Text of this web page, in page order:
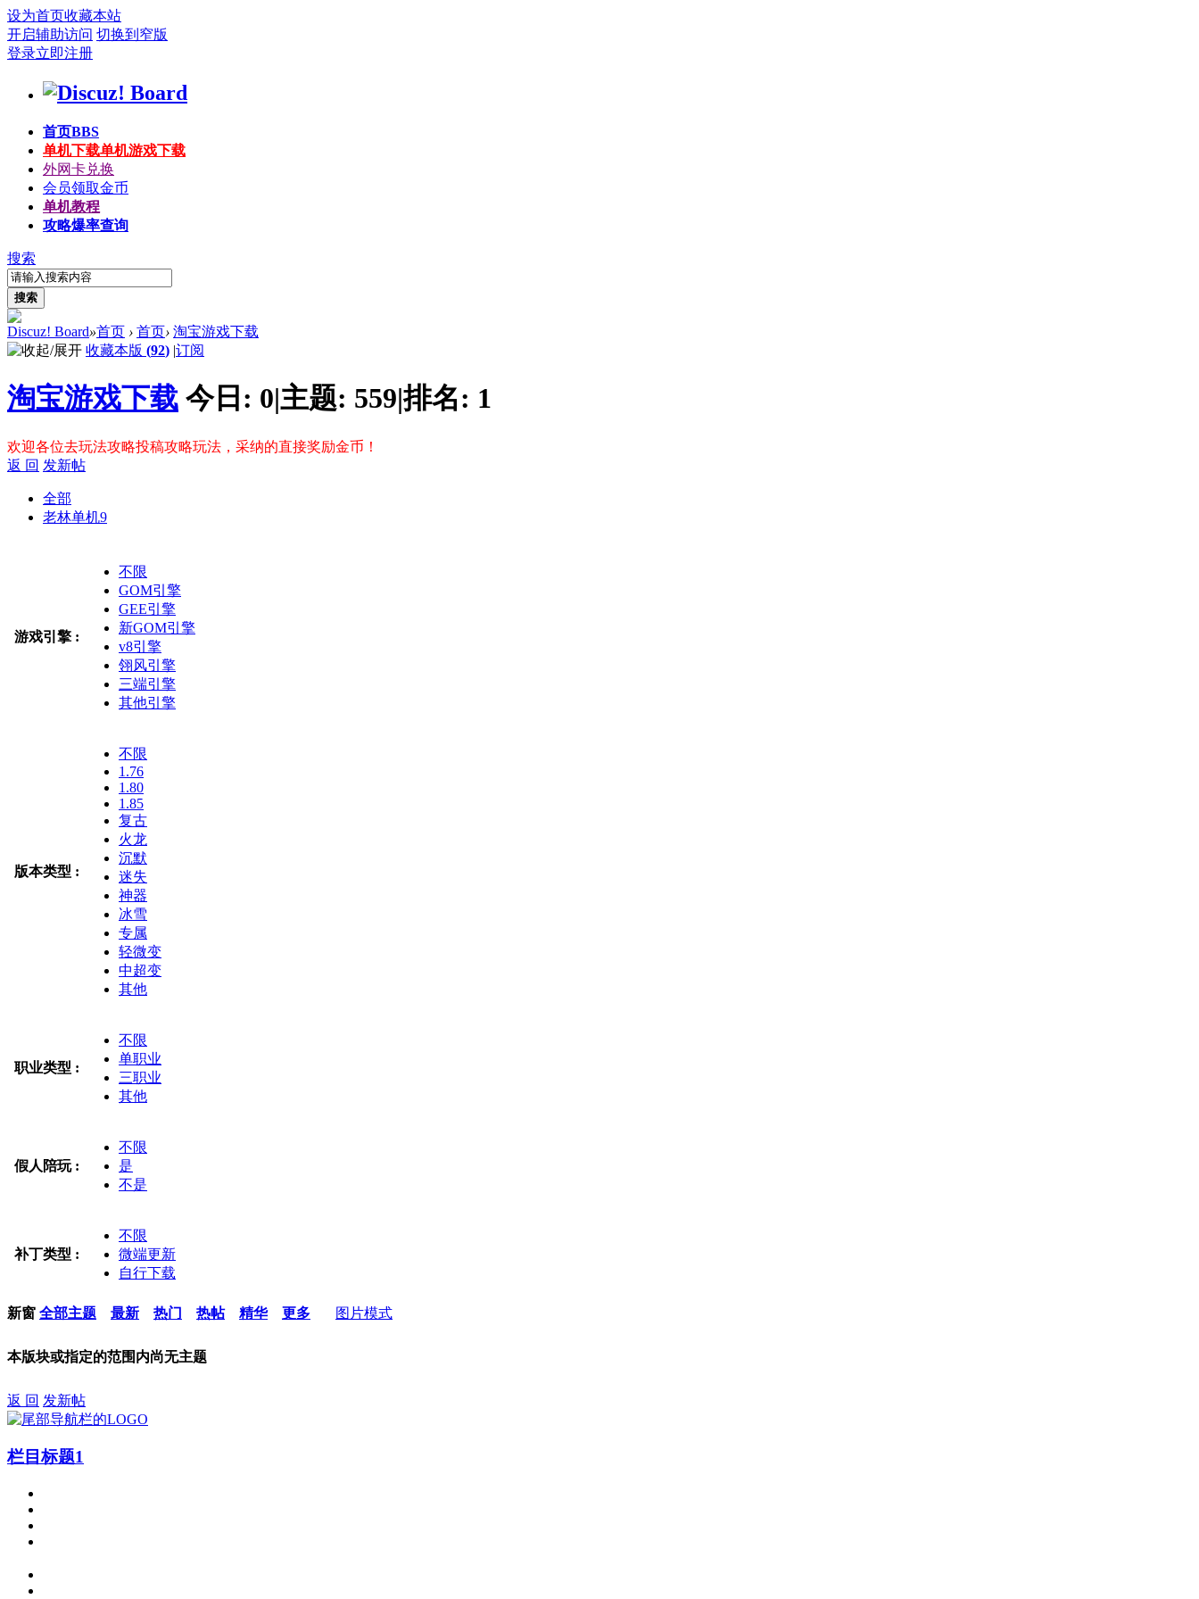
设为首页收藏本站
开启辅助访问 切换到窄版
登录立即注册
首页BBS
单机下载单机游戏下载
外网卡兑换
会员领取金币
单机教程
攻略爆率查询
搜索
搜索
Discuz! Board»首页 › 首页› 淘宝游戏下载
收藏本版 (92) |订阅
淘宝游戏下载 今日: 0|主题: 559|排名: 1
欢迎各位去玩法攻略投稿攻略玩法，采纳的直接奖励金币！
返 回 发新帖
全部
老林单机9
游戏引擎 :
不限
GOM引擎
GEE引擎
新GOM引擎
v8引擎
翎风引擎
三端引擎
其他引擎
版本类型 :
不限
1.76
1.80
1.85
复古
火龙
沉默
迷失
神器
冰雪
专属
轻微变
中超变
其他
职业类型 :
不限
单职业
三职业
其他
假人陪玩 :
不限
是
不是
补丁类型 :
不限
微端更新
自行下载
新窗 全部主题 最新 热门 热帖 精华 更多 图片模式
本版块或指定的范围内尚无主题
返 回 发新帖
栏目标题1